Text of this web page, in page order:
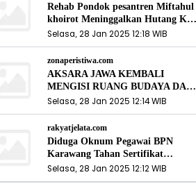
Rehab Pondok pesantren Miftahul
khoirot Meninggalkan Hutang Ke
Material, Mantan Kadis PUPR
Selasa, 28 Jan 2025 12:18 WIB
zonaperistiwa.com
AKSARA JAWA KEMBALI
MENGISI RUANG BUDAYA DAN
SITUS LELUHUR NUSANTARA
Selasa, 28 Jan 2025 12:14 WIB
rakyatjelata.com
Diduga Oknum Pegawai BPN
Karawang Tahan Sertifikat
Pemohon PTSL
Selasa, 28 Jan 2025 12:12 WIB